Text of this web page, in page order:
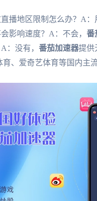
播地区限制怎么办？A：
影响速度？A：不会， 番
：没有， 番茄加速器提供
、爱奇艺体育等国内主